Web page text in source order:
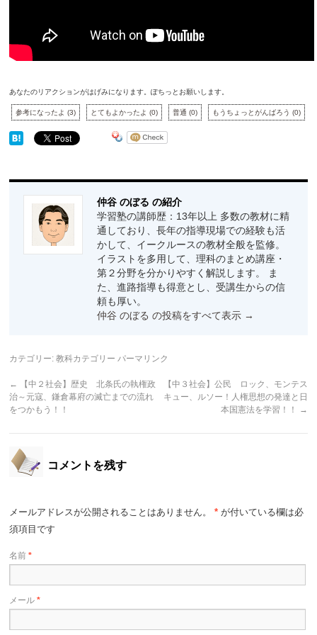
あなたのリアクションがはげみになります。ぽちっとお願いします。
参考になったよ(3) とてもよかったよ(0) 普通(0) もうちょっとがんばろう(0)
仲谷 のぼる の紹介
学習塾の講師歴：13年以上 多数の教材に精
通しており、長年の指導現場での経験も活
かして、イークルースの教材全般を監修。
イラストを多用して、理科のまとめ講座・
第２分野を分かりやすく解説します。 ま
た、進路指導も得意とし、受講生からの信
頼も厚い。
仲谷 のぼる の投稿をすべて表示 →
カテゴリー:教科カテゴリー パーマリンク
←
【中２社会】歴史 北条氏の執権政
治～元寇、鎌倉幕府の滅亡までの流れ
をつかもう！！
【中３社会】公民 ロック、モンテス
キュー、ルソー！人権思想の発達と日
本国憲法を学習！！
→
コメントを残す
メールアドレスが公開されることはありません。 * が付いている欄は必
須項目です
名前*
メール*